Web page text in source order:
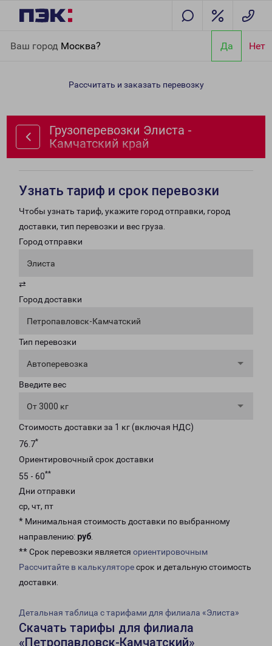
Ваш город Москва? Да Нет
край
Рассчитать и заказать перевозку
Грузоперевозки Элиста -
Камчатский край
Узнать тариф и срок перевозки
Чтобы узнать тариф, укажите город отправки, город
доставки, тип перевозки и вес груза.
Город отправки
Элиста
⇄
Город доставки
Петропавловск-Камчатский
Тип перевозки
Автоперевозка
Введите вес
От 3000 кг
Стоимость доставки за 1 кг (включая НДС)
76.7*
Ориентировочный срок доставки
55 - 60**
Дни отправки
ср, чт, пт
* Минимальная стоимость доставки по выбранному
направлению: руб.
** Срок перевозки является ориентировочным
Рассчитайте в калькуляторесрок и детальную стоимость
доставки.
Детальная таблица с тарифами для филиала «Элиста»
Скачать тарифы для филиала
«Петропавловск-Камчатский»